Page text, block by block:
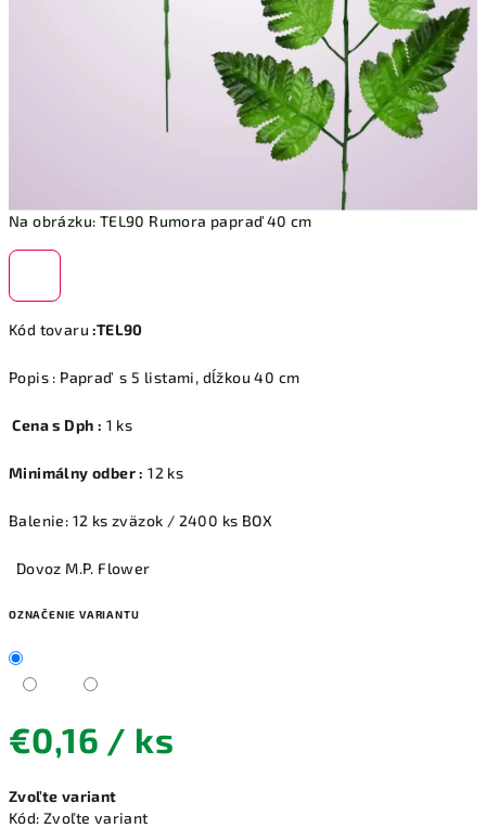
Kód tovaru:TEL90
Popis : Papraď s 5 listami, dĺžkou 40 cm
Cena s Dph : 1 ks
Minimálny odber : 12 ks
Balenie: 12 ks zväzok / 2400 ks BOX
Dovoz M.P. Flower
OZNAČENIE VARIANTU
€0,16 / ks
cena:
Zvoľte variant
Kód: Zvoľte variant
Na obrázku: TEL90 Rumora papraď 40 cm